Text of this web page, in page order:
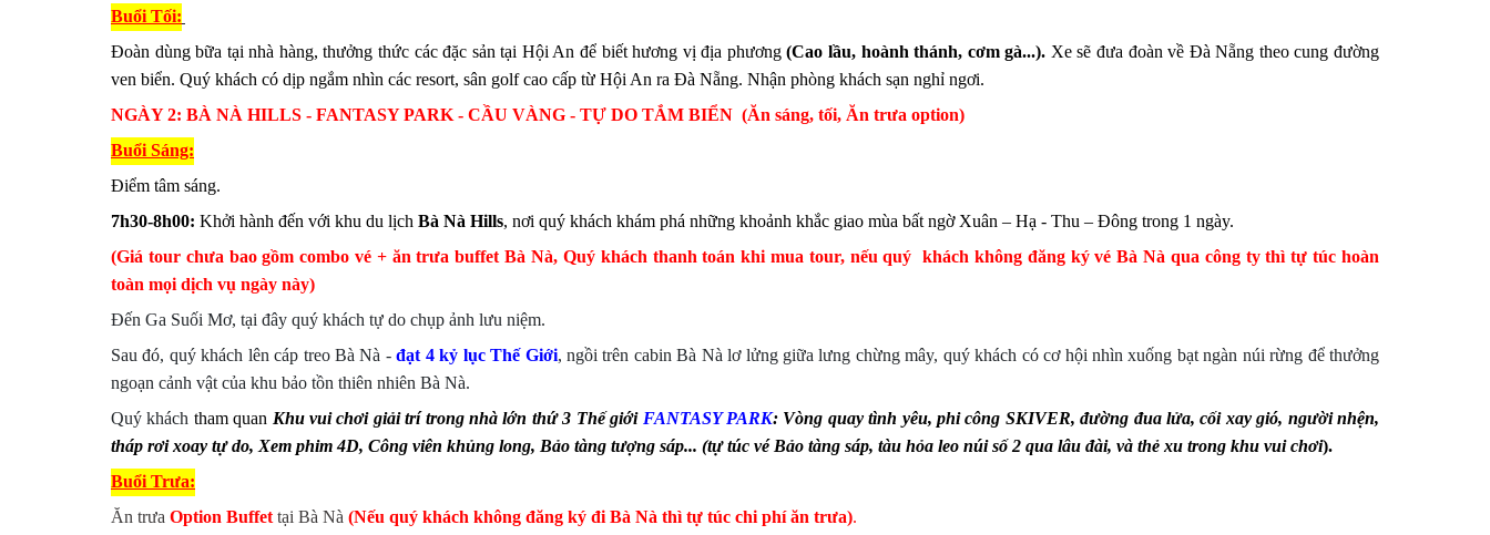
Buổi Tối:
Đoàn dùng bữa tại nhà hàng, thưởng thức các đặc sản tại Hội An để biết hương vị địa phương(Cao lầu, hoành thánh, cơm gà...). Xe sẽ đưa đoàn về Đà Nẵng theo cung đường
ven biển. Quý khách có dịp ngắm nhìn các resort, sân golf cao cấp từ Hội An ra Đà Nẵng. Nhận phòng khách sạn nghỉ ngơi.
NGÀY2: BÀ NÀ HILLS - FANTASY PARK - CẦU VÀNG - TỰ DO TẮM BIỂN (Ăn sáng, tối, Ăn trưa option)
Buổi Sáng:
Điểm tâm sáng.
7h30-8h00: Khởi hành đến với khu du lịch Bà Nà Hills, nơi quý khách khám phá những khoảnh khắc giao mùa bất ngờ Xuân – Hạ - Thu – Đông trong 1 ngày.
(Giá tour chưa bao gồm combo vé + ăn trưa buffet Bà Nà, Quý khách thanh toán khi mua tour, nếu quý khách không đăng ký vé Bà Nà qua công ty thì tự túc hoàn
toàn mọi dịch vụ ngày này)
Đến Ga Suối Mơ, tại đây quý khách tự do chụp ảnh lưu niệm.
Sau đó, quý khách lên cáp treo Bà Nà -đạt 4 kỷ lục Thế Giới, ngồi trên cabin Bà Nà lơ lửng giữa lưng chừng mây, quý khách có cơ hội nhìn xuống bạt ngàn núi rừng để thưởng
ngoạn cảnh vật của khu bảo tồn thiên nhiên Bà Nà.
Quý khách tham quan Khu vui chơi giải trí trong nhà lớn thứ 3 Thế giới FANTASY PARK: Vòng quay tình yêu, phi công SKIVER, đường đua lửa, cối xay gió, người nhện,
tháp rơi xoay tự do, Xem phim 4D, Công viên khủng long, Bảo tàng tượng sáp... (tự túc vé Bảo tàng sáp, tàu hỏa leo núi số 2 qua lâu đài, và thẻ xu trong khu vui chơi).
Buổi Trưa:
Ăn trưa Option Buffet tại Bà Nà (Nếu quý khách không đăng ký đi Bà Nà thì tự túc chi phí ăn trưa).